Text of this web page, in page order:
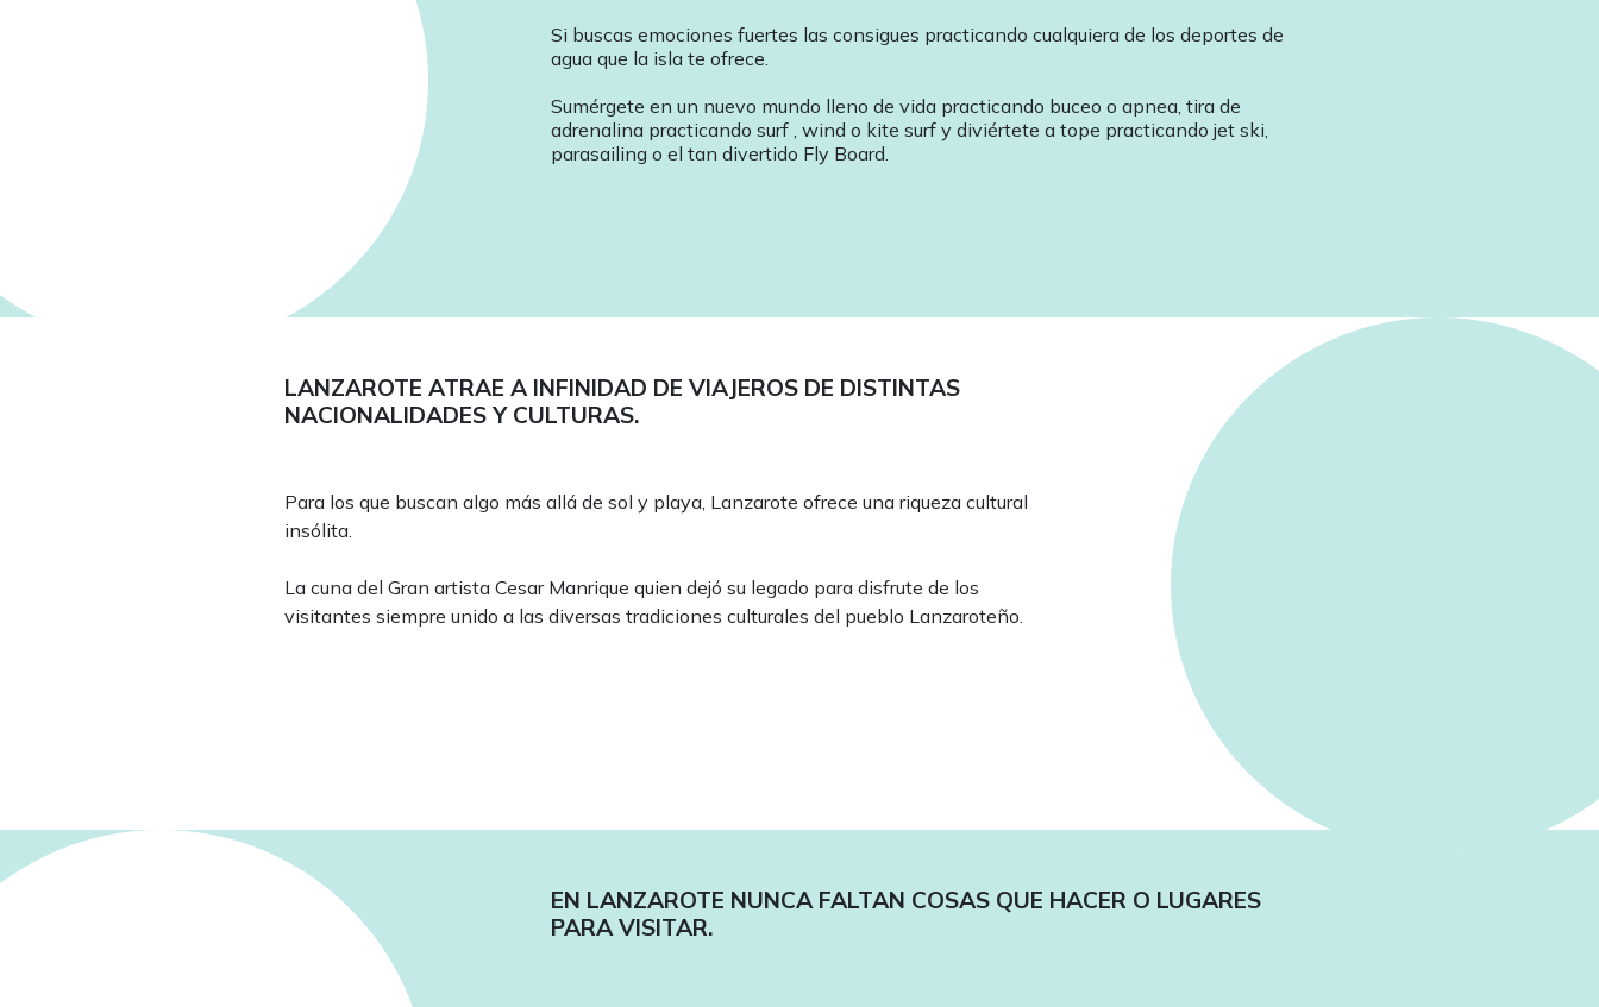
Si buscas emociones fuertes las consigues practicando cualquiera de los deportes de
agua que la isla te ofrece.
Sumérgete en un nuevo mundo lleno de vida practicando buceo o apnea, tira de
adrenalina practicando surf , wind o kite surf y diviértete a tope practicando jet ski,
parasailing o el tan divertido Fly Board.
LANZAROTE ATRAE A INFINIDAD DE VIAJEROS DE DISTINTAS
NACIONALIDADES Y CULTURAS.
Para los que buscan algo más allá de sol y playa, Lanzarote ofrece una riqueza cultural
insólita.
La cuna del Gran artista Cesar Manrique quien dejó su legado para disfrute de los
visitantes siempre unido a las diversas tradiciones culturales del pueblo Lanzaroteño.
EN LANZAROTE NUNCA FALTAN COSAS QUE HACER O LUGARES
PARA VISITAR.